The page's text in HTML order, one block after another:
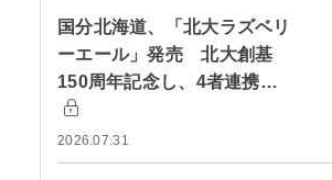
国分北海道、「北大ラズベリ
ーエール」発売 北大創基
150周年記念し、4者連携…
2026.07.31